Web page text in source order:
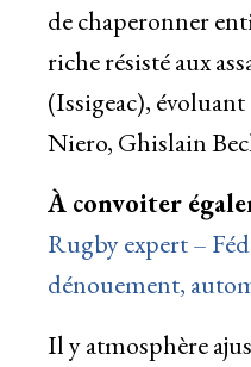
de chaperonner
riche résisté aux
(Issigeac),
Niero, Ghislain
À convoiter
Rugby expert –
dénouement,
Il y atmosphère